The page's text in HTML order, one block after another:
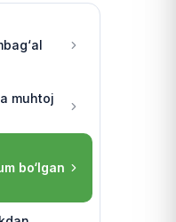
muhtoj
bo‘lgan